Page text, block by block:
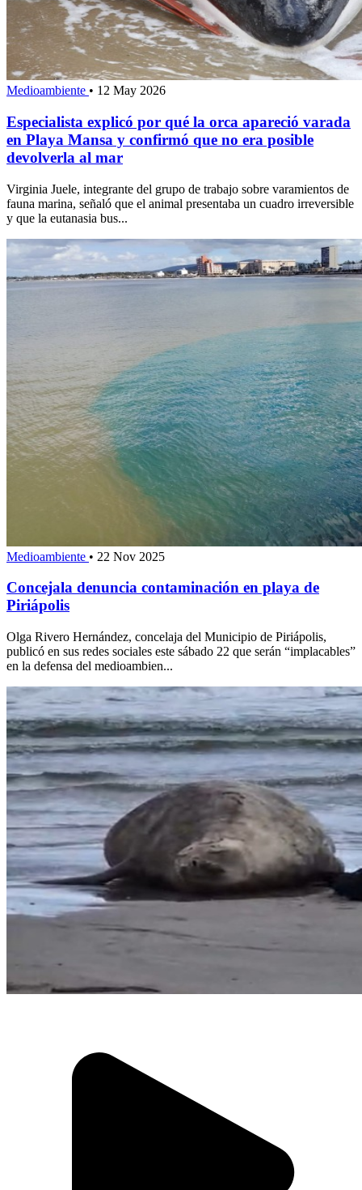
Medioambiente • 12 May 2026
Especialista explicó por qué la orca apareció varada
en Playa Mansa y confirmó que no era posible
devolverla al mar
Virginia Juele, integrante del grupo de trabajo sobre varamientos de
fauna marina, señaló que el animal presentaba un cuadro irreversible
y que la eutanasia bus...
Medioambiente • 22 Nov 2025
Concejala denuncia contaminación en playa de
Piriápolis
Olga Rivero Hernández, concelaja del Municipio de Piriápolis,
publicó en sus redes sociales este sábado 22 que serán “implacables”
en la defensa del medioambien...